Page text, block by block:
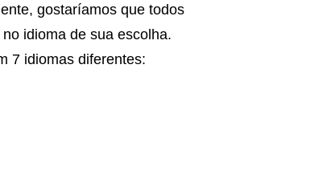
gostaríamos que todos
idioma de sua escolha.
7 idiomas diferentes: